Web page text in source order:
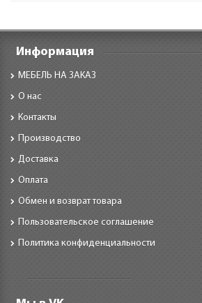
Информация
МЕБЕЛЬ НА ЗАКАЗ
О нас
Контакты
Производство
Доставка
Оплата
Обмен и возврат товара
Пользовательское соглашение
Политика конфиденциальности